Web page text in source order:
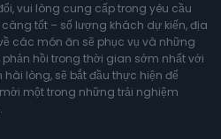
vui lòng cung cấp trong yêu cầu
tốt – số lượng khách dự kiến, địa
các món ăn sẽ phục vụ và những
hồi trong thời gian sớm nhất với
hài lòng, sẽ bắt đầu thực hiện để
một trong những trải nghiệm